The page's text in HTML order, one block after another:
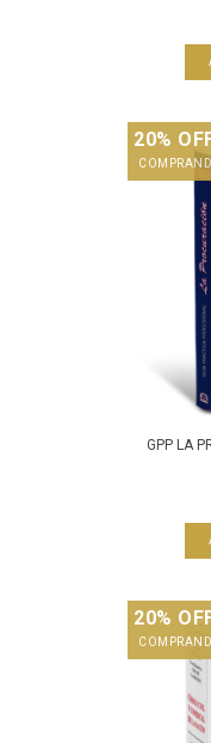
20%
GPP LA
20%